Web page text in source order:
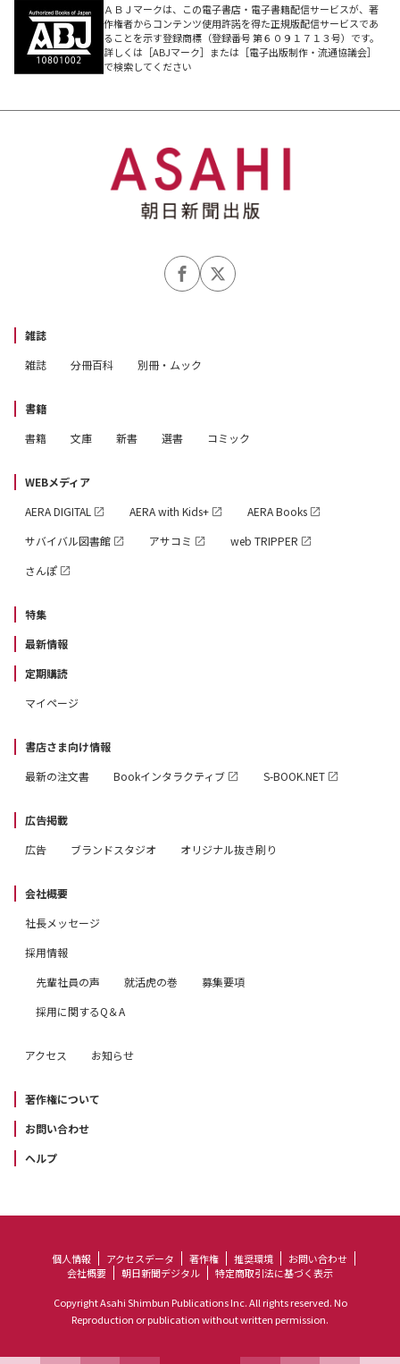
ＡＢＪマークは、この電子書店・電子書籍配信サービスが、著
作権者からコンテンツ使用許諾を得た正規版配信サービスであ
ることを示す登録商標（登録番号 第６０９１７１３号）です。
詳しくは［ABJマーク］または［電子出版制作・流通協議会］
で検索してください
雑誌
雑誌
分冊百科 別冊・ムック
書籍
書籍
文庫 新書 選書 コミック
WEBメディア
AERA DIGITAL
AERA with Kids+
AERA Books
サバイバル図書館
アサコミ
web TRIPPER
さんぽ
特集
最新情報
定期購読
マイページ
書店さま向け情報
最新の注文書
Bookインタラクティブ S-BOOK.NET
広告掲載
広告
ブランドスタジオ オリジナル抜き刷り
会社概要
社長メッセージ
採用情報
先輩社員の声
就活虎の巻
募集要項
採用に関するQ＆A
アクセス お知らせ
著作権について
お問い合わせ
ヘルプ
個人情報 アクセスデータ 著作権 推奨環境
お問い合わせ
会社概要
朝日新聞デジタル 特定商取引法に基づく表示
Copyright Asahi Shimbun Publications Inc. All rights reserved. No
Reproduction or publication without written permission.